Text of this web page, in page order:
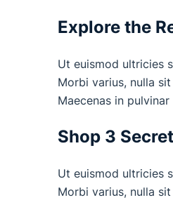
Explore the
Ut euismod ultricies
Morbi varius, nulla
Maecenas in
Shop 3
Ut euismod ultricies
Morbi varius, nulla